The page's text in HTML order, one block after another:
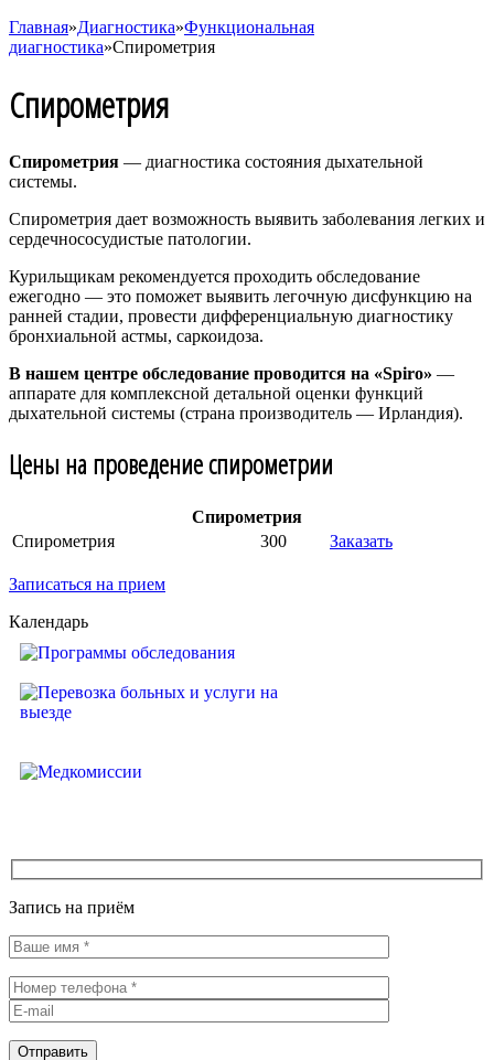
Главная»Диагностика»Функциональная
диагностика»Спирометрия
Спирометрия
Спирометрия — диагностика состояния дыхательной
системы.
Спирометрия дает возможность выявить заболевания легких и
сердечнососудистые патологии.
Курильщикам рекомендуется проходить обследование
ежегодно — это поможет выявить легочную дисфункцию на
ранней стадии, провести дифференциальную диагностику
бронхиальной астмы, саркоидоза.
В нашем центре обследование проводится на «Spiro» —
аппарате для комплексной детальной оценки функций
дыхательной системы (страна производитель — Ирландия).
Цены на проведение спирометрии
Спирометрия
Спирометрия
300 Заказать
Записаться на прием
Календарь
Запись на приём